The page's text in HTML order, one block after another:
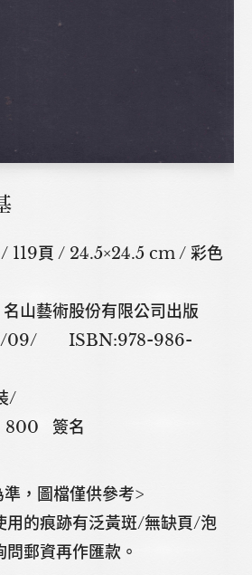
頁 / 24.5×24.5 cm / 彩色
山藝術股份有限公司出版
09/ ISBN:978-986-
/
簽名
為準，圖檔僅供參考>
用的痕跡有泛黃斑/無缺頁/泡
郵資再作匯款。